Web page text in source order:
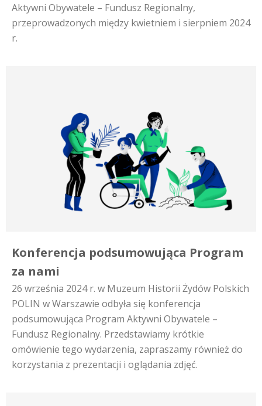
Aktywni Obywatele – Fundusz Regionalny,
przeprowadzonych między kwietniem i sierpniem 2024
r.
Konferencja podsumowująca Program
za nami
26 września 2024 r. w Muzeum Historii Żydów Polskich
POLIN w Warszawie odbyła się konferencja
podsumowująca Program Aktywni Obywatele –
Fundusz Regionalny. Przedstawiamy krótkie
omówienie tego wydarzenia, zapraszamy również do
korzystania z prezentacji i oglądania zdjęć.